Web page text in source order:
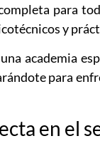
para
y
academia
para
en el